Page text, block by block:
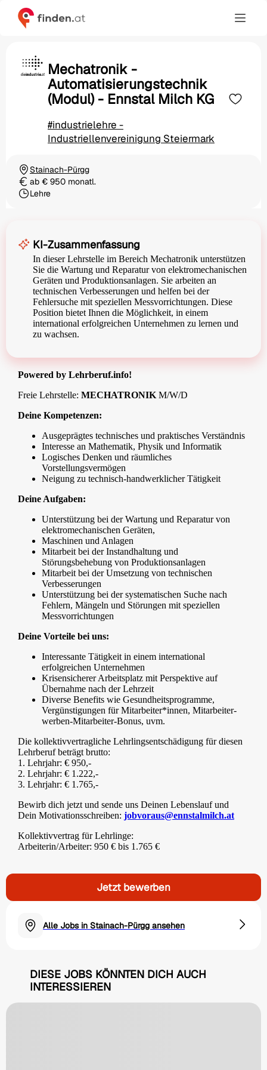
Mechatronik -
Automatisierungstechnik
(Modul) - Ennstal Milch KG
#industrielehre -
Industriellenvereinigung Steiermark
Ortschaft
Stainach-Pürgg
Gehaltab € 950 monatl.
Beschäftigungsart
Lehre
KI-Zusammenfassung
In dieser Lehrstelle im Bereich Mechatronik unterstützen
Sie die Wartung und Reparatur von elektromechanischen
Geräten und Produktionsanlagen. Sie arbeiten an
technischen Verbesserungen und helfen bei der
Fehlersuche mit speziellen Messvorrichtungen. Diese
Position bietet Ihnen die Möglichkeit, in einem
international erfolgreichen Unternehmen zu lernen und
zu wachsen.
Powered by Lehrberuf.info!
Freie Lehrstelle: MECHATRONIK M/W/D
Deine Kompetenzen:
Ausgeprägtes technisches und praktisches Verständnis
Interesse an Mathematik, Physik und Informatik
Logisches Denken und räumliches
Vorstellungsvermögen
Neigung zu technisch-handwerklicher Tätigkeit
Deine Aufgaben:
Unterstützung bei der Wartung und Reparatur von
elektromechanischen Geräten,
Maschinen und Anlagen
Mitarbeit bei der Instandhaltung und
Störungsbehebung von Produktionsanlagen
Mitarbeit bei der Umsetzung von technischen
Verbesserungen
Unterstützung bei der systematischen Suche nach
Fehlern, Mängeln und Störungen mit speziellen
Messvorrichtungen
Deine Vorteile bei uns:
Interessante Tätigkeit in einem international
erfolgreichen Unternehmen
Krisensicherer Arbeitsplatz mit Perspektive auf
Übernahme nach der Lehrzeit
Diverse Benefits wie Gesundheitsprogramme,
Vergünstigungen für Mitarbeiter*innen, Mitarbeiter-
werben-Mitarbeiter-Bonus, uvm.
Die kollektivvertragliche Lehrlingsentschädigung für diesen
Lehrberuf beträgt brutto:
1. Lehrjahr: € 950,-
2. Lehrjahr: € 1.222,-
3. Lehrjahr: € 1.765,-
Bewirb dich jetzt und sende uns Deinen Lebenslauf und
Dein Motivationsschreiben: jobvoraus@ennstalmilch.at
Kollektivvertrag für Lehrlinge:
Arbeiterin/Arbeiter: 950 € bis 1.765 €
Jetzt bewerben
Alle Jobs in Stainach-Pürgg ansehen
DIESE JOBS KÖNNTEN DICH AUCH
INTERESSIEREN